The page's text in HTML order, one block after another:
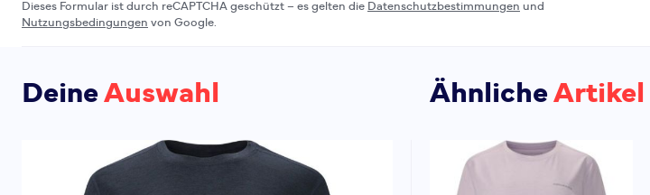
Dieses Formular ist durch reCAPTCHA geschützt – es gelten die Datenschutzbestimmungen und
Nutzungsbedingungen von Google.
DeineAuswahl ÄhnlicheArtikel